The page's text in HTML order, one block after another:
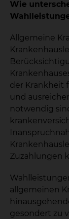
Wie
Allgemeine
der Krankheit
und
notwendig
Zuzahlungen
allgemeinen
gesondert zu